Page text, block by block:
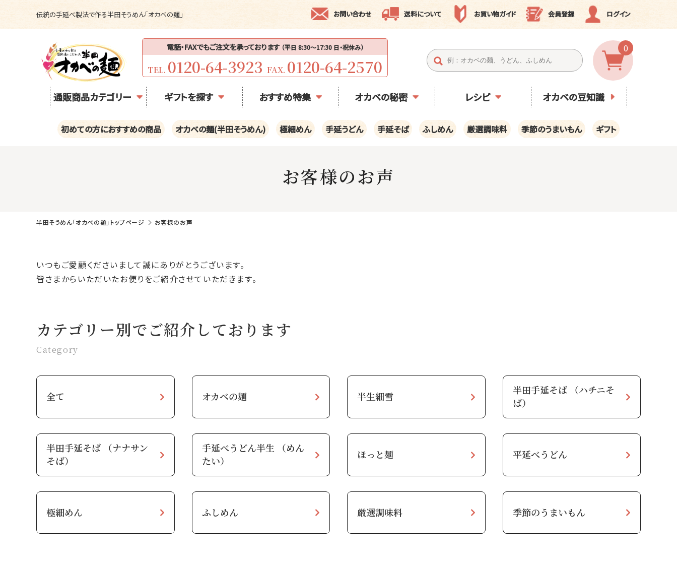
伝統の手延べ製法で作る半田そうめん「オカベの麺」 お問い合わせ 送料について お買い物ガイド 会員登録 ログイン
電話・FAXでもご注文を承っております （平日 8:30〜17:30 日・祝休み）
TEL. 0120-64-3923 FAX. 0120-64-2570
0
通販商品カテゴリー ギフトを探す おすすめ特集 オカベの秘密 レシピ オカベの豆知識
初めての方におすすめの商品 オカベの麺(半田そうめん) 極細めん 手延うどん 手延そば ふしめん 厳選調味料 季節のうまいもん ギフト
お客様のお声
半田そうめん「オカベの麺」トップページ お客様のお声
いつもご愛顧くださいまして誠にありがとうございます。
皆さまからいただいたお便りをご紹介させていただきます。
カテゴリー別でご紹介しております
Category
全て オカベの麺 半生細雪
半田手延そば （ハチニそ
ば）
半田手延そば （ナナサン
そば）
手延べうどん半生 （めん
たい）
ほっと麺 平延べうどん
極細めん ふしめん 厳選調味料 季節のうまいもん